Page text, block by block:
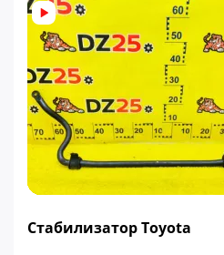
Стабилизатор Toyota